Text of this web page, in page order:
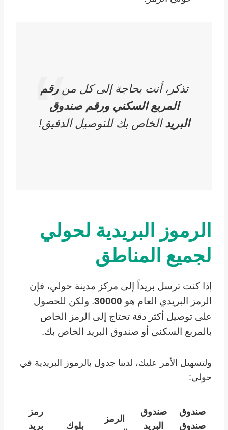
تذكر، أنت بحاجة إلى كل منرقم
المربع السكني ورقم صندوق
البريد الخاص بك للتوصيل الدقيق!
الرموز البريدية لحولي
لجميع المناطق
إذا كنت ترسل بريداً إلى مركز مدينة حولي، فإن
الرمز البريدي العام هو 30000. ولكن للحصول
على توصيل أكثر دقة تحتاج إلى الرمز الخاص
بالمربع السكني أو صندوق البريد الخاص بك.
ولتسهيل الأمر عليك، لدينا جدول بالرموز البريدية في
حولي:
صندوق
صندوق
صندوق
البريد
الرمز
بلوك
رمز
بريد